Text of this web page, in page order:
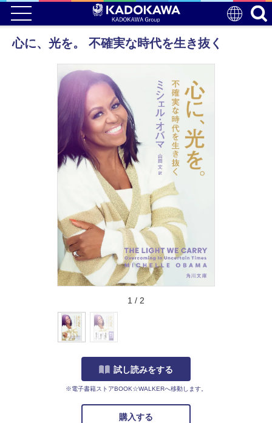
心に、光を。 不確実な時代を生き抜く
1 / 2
試し読みをする
※電子書籍ストアBOOK☆WALKERへ移動します。
購入する